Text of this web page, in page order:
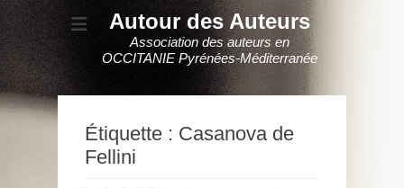
Autour des Auteurs
Association des auteurs en
OCCITANIE Pyrénées-Méditerranée
Étiquette : Casanova de
Fellini